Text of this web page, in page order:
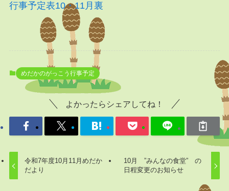
行事予定表10・11月裏
めだかのがっこう行事予定
よかったらシェアしてね！
令和7年度10月11月めだか
だより
10月 ”みんなの食堂” の
日程変更のお知らせ